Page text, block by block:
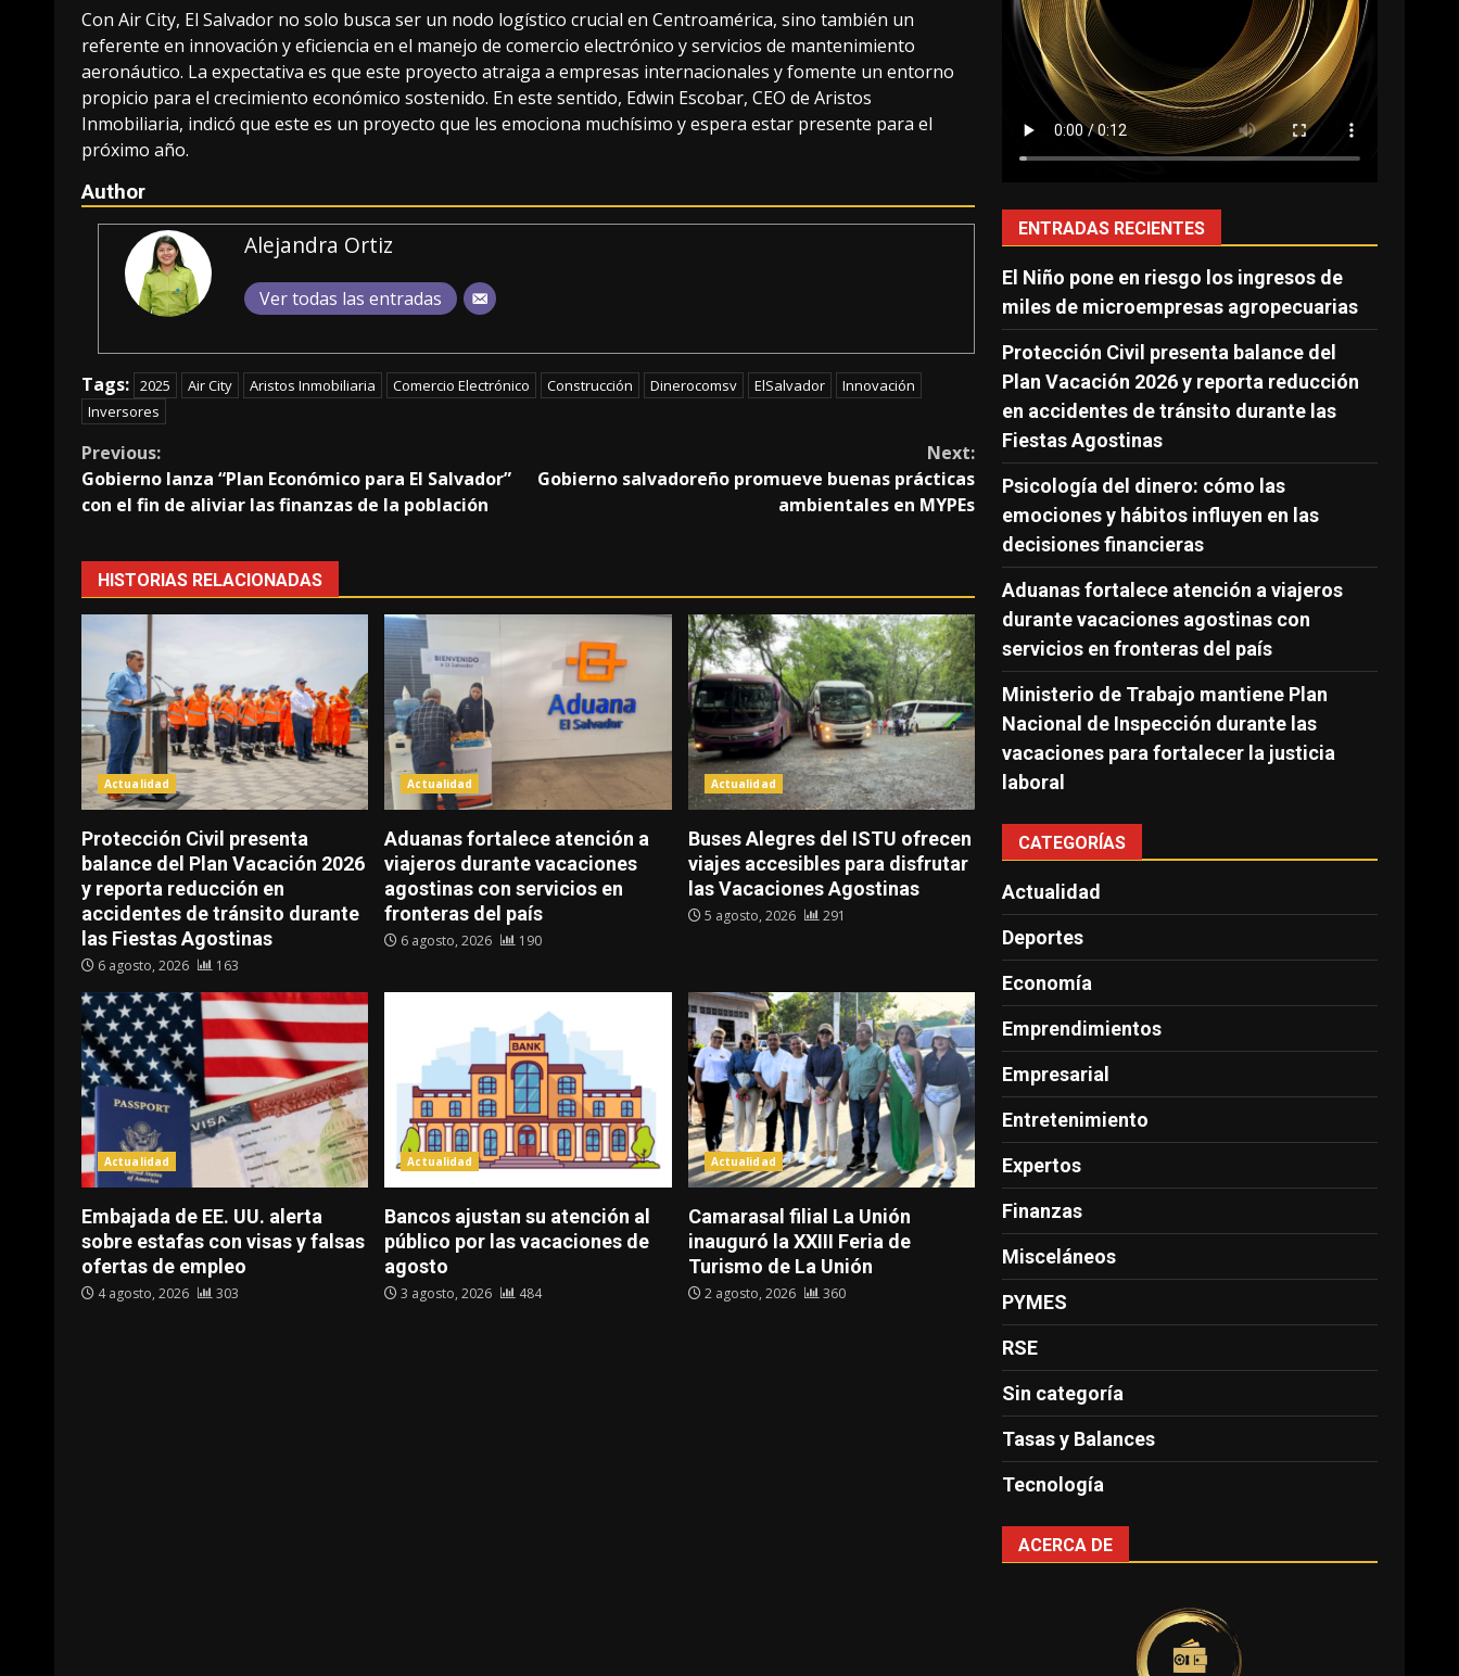
Con Air City, El Salvador no solo busca ser un nodo logístico crucial en Centroamérica, sino también un
referente en innovación y eficiencia en el manejo de comercio electrónico y servicios de mantenimiento
aeronáutico. La expectativa es que este proyecto atraiga a empresas internacionales y fomente un entorno
propicio para el crecimiento económico sostenido. En este sentido, Edwin Escobar, CEO de Aristos
Inmobiliaria, indicó que este es un proyecto que les emociona muchísimo y espera estar presente para el
próximo año.
Author
Alejandra Ortiz
Ver todas las entradas
Tags: 2025 Air City Aristos Inmobiliaria Comercio Electrónico Construcción Dinerocomsv ElSalvador
Innovación
Inversores
Continue
Reading
Previous:
Gobierno lanza “Plan Económico para El Salvador”
con el fin de aliviar las finanzas de la población
Next:
Gobierno salvadoreño promueve buenas prácticas
ambientales en MYPEs
HISTORIAS RELACIONADAS
Actualidad
Protección Civil presenta
balance del Plan Vacación 2026
y reporta reducción en
accidentes de tránsito durante
las Fiestas Agostinas
6 agosto, 2026 163
Actualidad
Aduanas fortalece atención a
viajeros durante vacaciones
agostinas con servicios en
fronteras del país
6 agosto, 2026 190
Actualidad
Buses Alegres del ISTU ofrecen
viajes accesibles para disfrutar
las Vacaciones Agostinas
5 agosto, 2026 291
Actualidad
Embajada de EE. UU. alerta
sobre estafas con visas y falsas
ofertas de empleo
4 agosto, 2026 303
Actualidad
Bancos ajustan su atención al
público por las vacaciones de
agosto
3 agosto, 2026 484
Actualidad
Camarasal filial La Unión
inauguró la XXIII Feria de
Turismo de La Unión
2 agosto, 2026 360
ENTRADAS RECIENTES
El Niño pone en riesgo los ingresos de
miles de microempresas agropecuarias
Protección Civil presenta balance del
Plan Vacación 2026 y reporta reducción
en accidentes de tránsito durante las
Fiestas Agostinas
Psicología del dinero: cómo las
emociones y hábitos influyen en las
decisiones financieras
Aduanas fortalece atención a viajeros
durante vacaciones agostinas con
servicios en fronteras del país
Ministerio de Trabajo mantiene Plan
Nacional de Inspección durante las
vacaciones para fortalecer la justicia
laboral
CATEGORÍAS
Actualidad
Deportes
Economía
Emprendimientos
Empresarial
Entretenimiento
Expertos
Finanzas
Misceláneos
PYMES
RSE
Sin categoría
Tasas y Balances
Tecnología
ACERCA DE